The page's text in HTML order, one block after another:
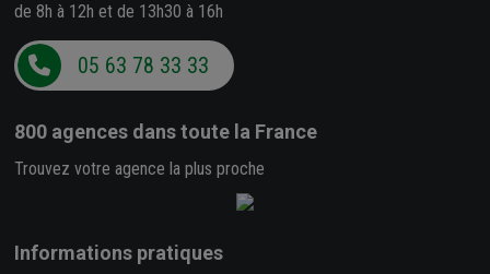
de 8h à 12h et de 13h30 à 16h
05 63 78 33 33
800 agences dans toute la France
Trouvez votre agence la plus proche
Informations pratiques